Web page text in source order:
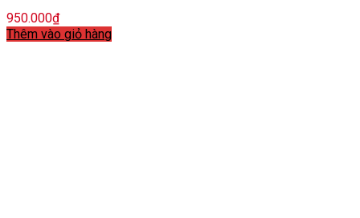
950.000₫
Thêm vào giỏ hàng